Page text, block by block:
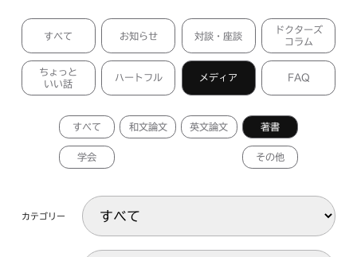
すべて お知らせ 対談・座談
ドクターズ
コラム
ちょっと
いい話
ハートフル メディア FAQ
すべて 和文論文 英文論文 著書
学会 その他
カテゴリー